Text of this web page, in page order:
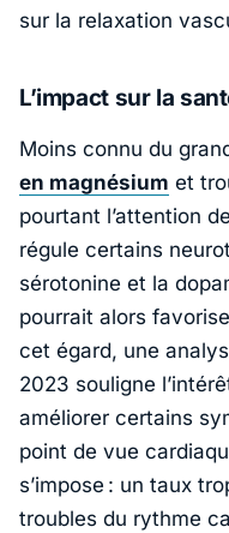
sur la relaxation
L’impact sur la
Moins connu du
en magnésium et
pourtant l’attention
régule certains
sérotonine et la
pourrait alors
cet égard, une
2023 souligne
améliorer certains
point de vue
s’impose : un taux
troubles du rythme